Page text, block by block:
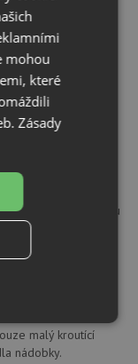
ředit vodou 1 : 1
hlavici s pumpou
mycího
žádných
své osy. Rovněž
od baterie s
malý kroutící
nádobky.
mohou
které
Zásady
Soubory
cílení